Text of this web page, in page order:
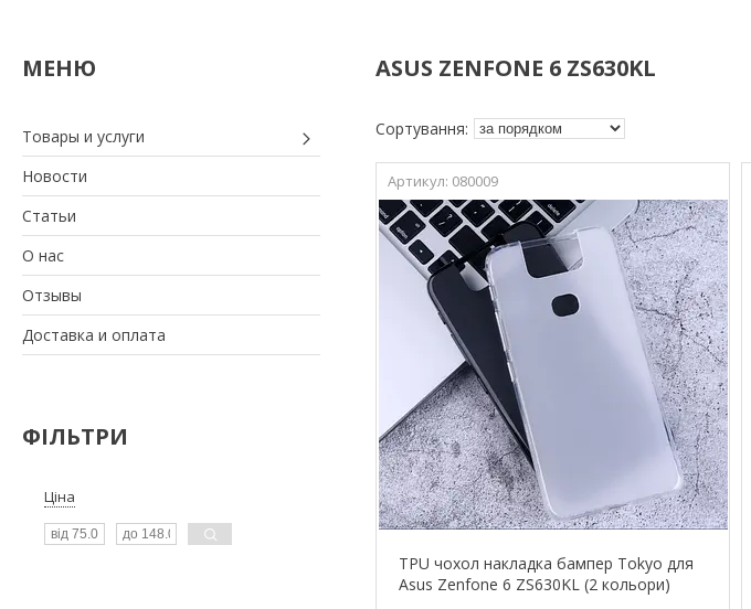
Товары и услуги
Новости
Статьи
О нас
Отзывы
Доставка и оплата
ФІЛЬТРИ
Ціна
ASUS ZENFONE 6 ZS630KL
080009
TPU чохол накладка бампер Tokyo для
Asus Zenfone 6 ZS630KL (2 кольори)